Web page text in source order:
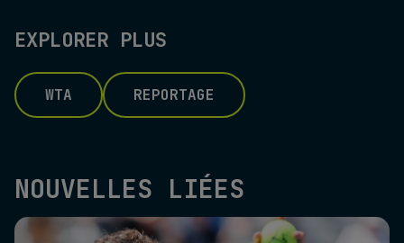
EXPLORER PLUS
WTA REPORTAGE
NOUVELLES LIÉES